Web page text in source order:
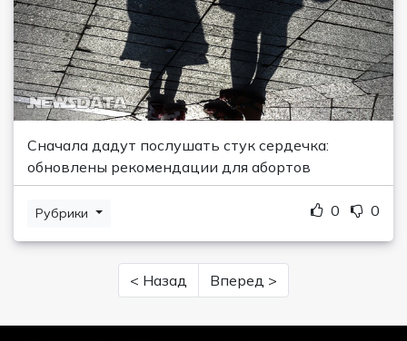
Сначала дадут послушать стук сердечка:
обновлены рекомендации для абортов
Рубрики 0 0
< Назад Вперед >